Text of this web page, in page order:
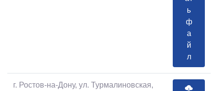
ь
ф
а
й
л
г. Ростов-на-Дону, ул. Турмалиновская,